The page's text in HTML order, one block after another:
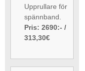
Upprullare för
spännband.
Pris: 2690:- /
313,30€